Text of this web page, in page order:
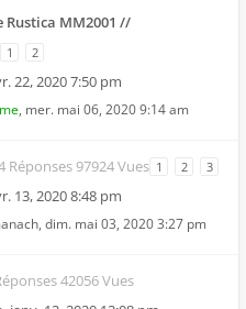
Rustica MM2001 //
1 2
22, 2020 7:50 pm
, mer. mai 06, 2020 9:14 am
Réponses 97924 Vues 1 2 3
13, 2020 8:48 pm
, dim. mai 03, 2020 3:27 pm
42056 Vues